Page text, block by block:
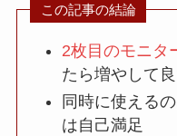
この記事の結論
2枚目のモニタ
たら増やして
同時に使える
は自己満足